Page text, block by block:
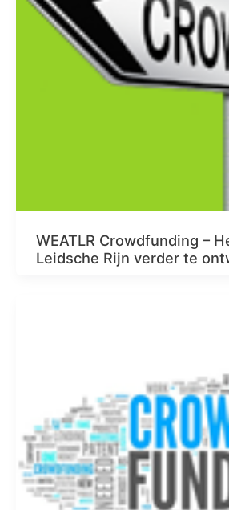
WEATLR Crowdfunding –
Leidsche Rijn verder te